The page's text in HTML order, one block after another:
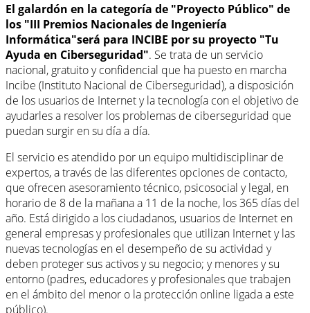
El galardón en la categoría de "Proyecto Público" de
los "III Premios Nacionales de Ingeniería
Informática"será para INCIBE por su proyecto "Tu
Ayuda en Ciberseguridad". Se trata de unservicio
nacional, gratuito y confidencial que ha puesto en marcha
Incibe (Instituto Nacional de Ciberseguridad), a disposición
de los usuarios de Internet y la tecnología con el objetivo de
ayudarles a resolver los problemas de ciberseguridad que
puedan surgir en su día a día.
El servicio es atendido por un equipo multidisciplinar de
expertos, a través de las diferentes opciones de contacto,
que ofrecen asesoramiento técnico, psicosocial y legal, en
horario de 8 de la mañana a 11 de la noche, los 365 días del
año. Está dirigido a los ciudadanos, usuarios de Internet en
general empresas y profesionales que utilizan Internet y las
nuevas tecnologías en el desempeño de su actividad y
deben proteger sus activos y su negocio; y menores y su
entorno (padres, educadores y profesionales que trabajen
en el ámbito del menor o la protección online ligada a este
público).